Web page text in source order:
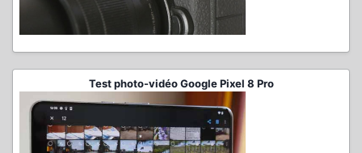
Test photo-vidéo Google Pixel 8 Pro